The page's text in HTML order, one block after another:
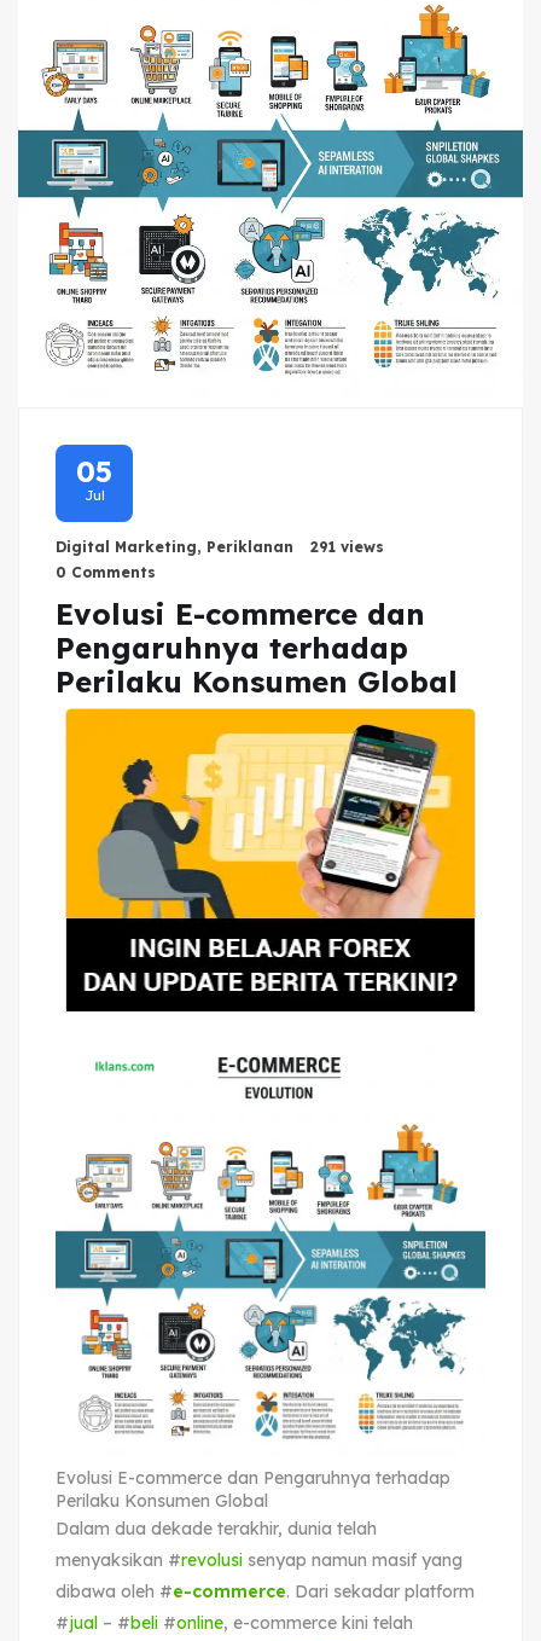
05
Jul
Digital Marketing, Periklanan
291 views
0 Comments
Evolusi E-commerce dan
Pengaruhnya terhadap
Perilaku Konsumen Global
Evolusi E-commerce dan Pengaruhnya terhadap
Perilaku Konsumen Global
Dalam dua dekade terakhir, dunia telah
menyaksikan #revolusi senyap namun masif yang
dibawa oleh #e-commerce. Dari sekadar platform
#jual – #beli #online, e-commerce kini telah